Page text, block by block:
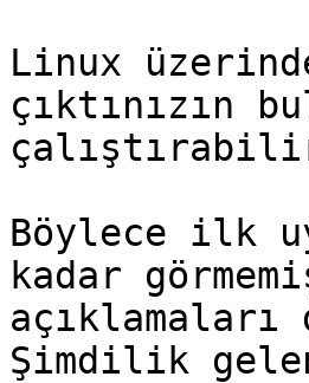
Linux
çıktınızın
Böylece ilk
kadar
Şimdilik